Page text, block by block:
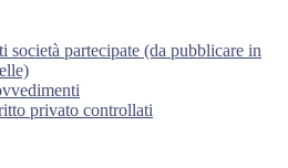
società partecipate (da pubblicare in
privato controllati